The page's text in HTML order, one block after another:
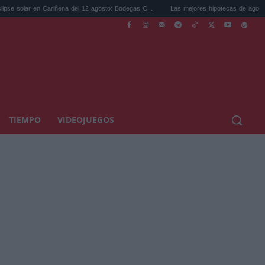
del 12 agosto: Bodegas C... Las mejores hipotecas de agosto: el TAE más
TIEMPO VIDEOJUEGOS